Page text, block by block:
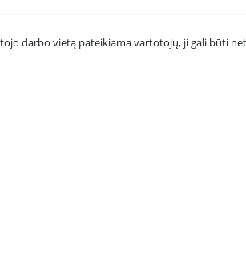
darbo vietą pateikiama vartotojų, ji gali būti